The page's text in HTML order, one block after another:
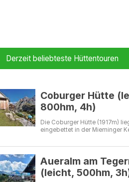
Derzeit beliebteste Hüttentouren